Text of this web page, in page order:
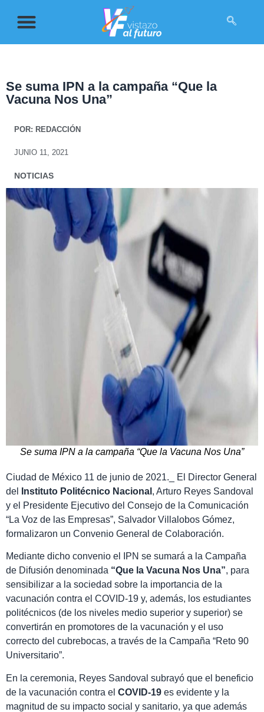
Se suma IPN a la campaña “Que la
Vacuna Nos Una”
POR: REDACCIÓN
JUNIO 11, 2021
NOTICIAS
Se suma IPN a la campaña “Que la Vacuna Nos Una”
Ciudad de México 11 de junio de 2021._ El Director General
del
Instituto Politécnico Nacional , Arturo Reyes Sandoval
y el Presidente Ejecutivo del Consejo de la Comunicación
“La Voz de las Empresas”, Salvador Villalobos Gómez,
formalizaron un Convenio General de Colaboración.
Mediante dicho convenio el IPN se sumará a la Campaña
de Difusión denominada “Que la Vacuna Nos Una”, para
sensibilizar a la sociedad sobre la importancia de la
vacunación contra el COVID-19 y, además, los estudiantes
politécnicos (de los niveles medio superior y superior) se
convertirán en promotores de la vacunación y el uso
correcto del cubrebocas, a través de la Campaña “Reto 90
Universitario”.
En la ceremonia, Reyes Sandoval subrayó que el beneficio
de la vacunación contra el COVID-19 es evidente y la
magnitud de su impacto social y sanitario, ya que además